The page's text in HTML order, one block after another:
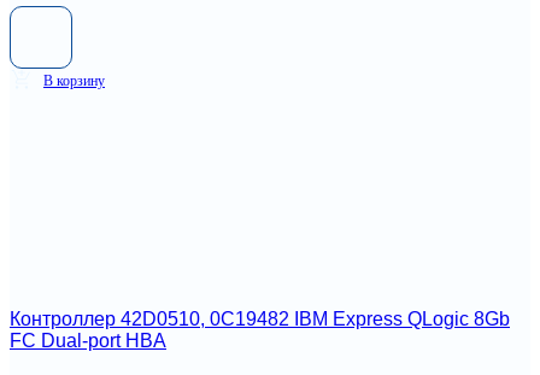
В корзину
Контроллер 42D0510, 0C19482 IBM Express QLogic 8Gb
FC Dual-port HBA